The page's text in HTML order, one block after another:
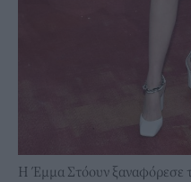
Η Έμμα Στόουν ξαναφόρεσε